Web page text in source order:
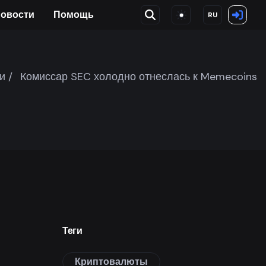
Помощь RU
/ Комиссар SEC холодно отнеслась к Memecoins
Теги
Криптовалюты